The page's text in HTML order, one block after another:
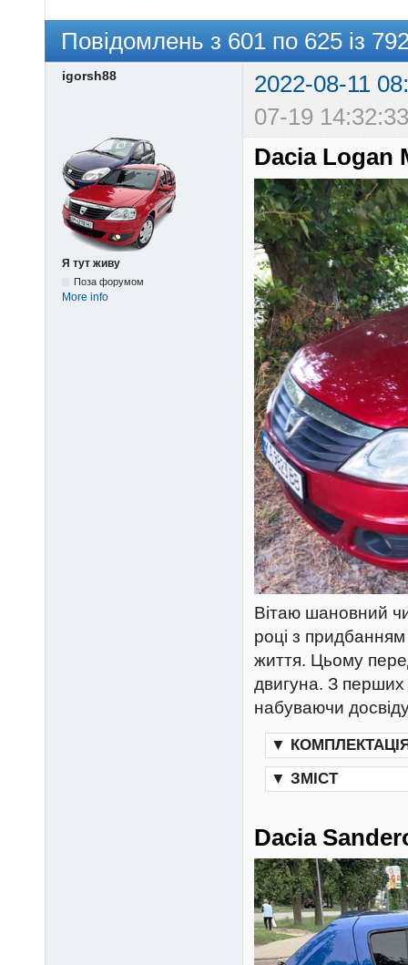
Повідомлень з 601 по 625 із
igorsh88
2022-08-11
07-19
Я тут живу
Поза форумом
More info
Dacia Logan
Вітаю шановний
році з придбанням
життя. Цьому
двигуна. З перших
набуваючи
▼
▼ ЗМІСТ
Dacia